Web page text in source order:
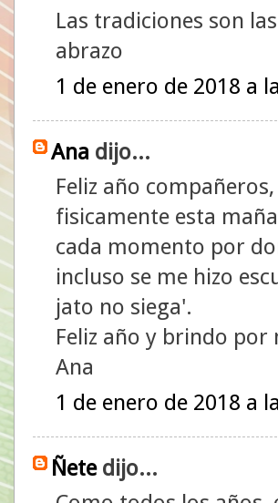
Las tradiciones son
abrazo
1 de enero de 2018 a
Ana dijo...
Feliz año
fisicamente esta
cada momento por
incluso se me hizo
jato no siega'.
Feliz año y brindo
Ana
1 de enero de 2018 a
Ñetedijo...